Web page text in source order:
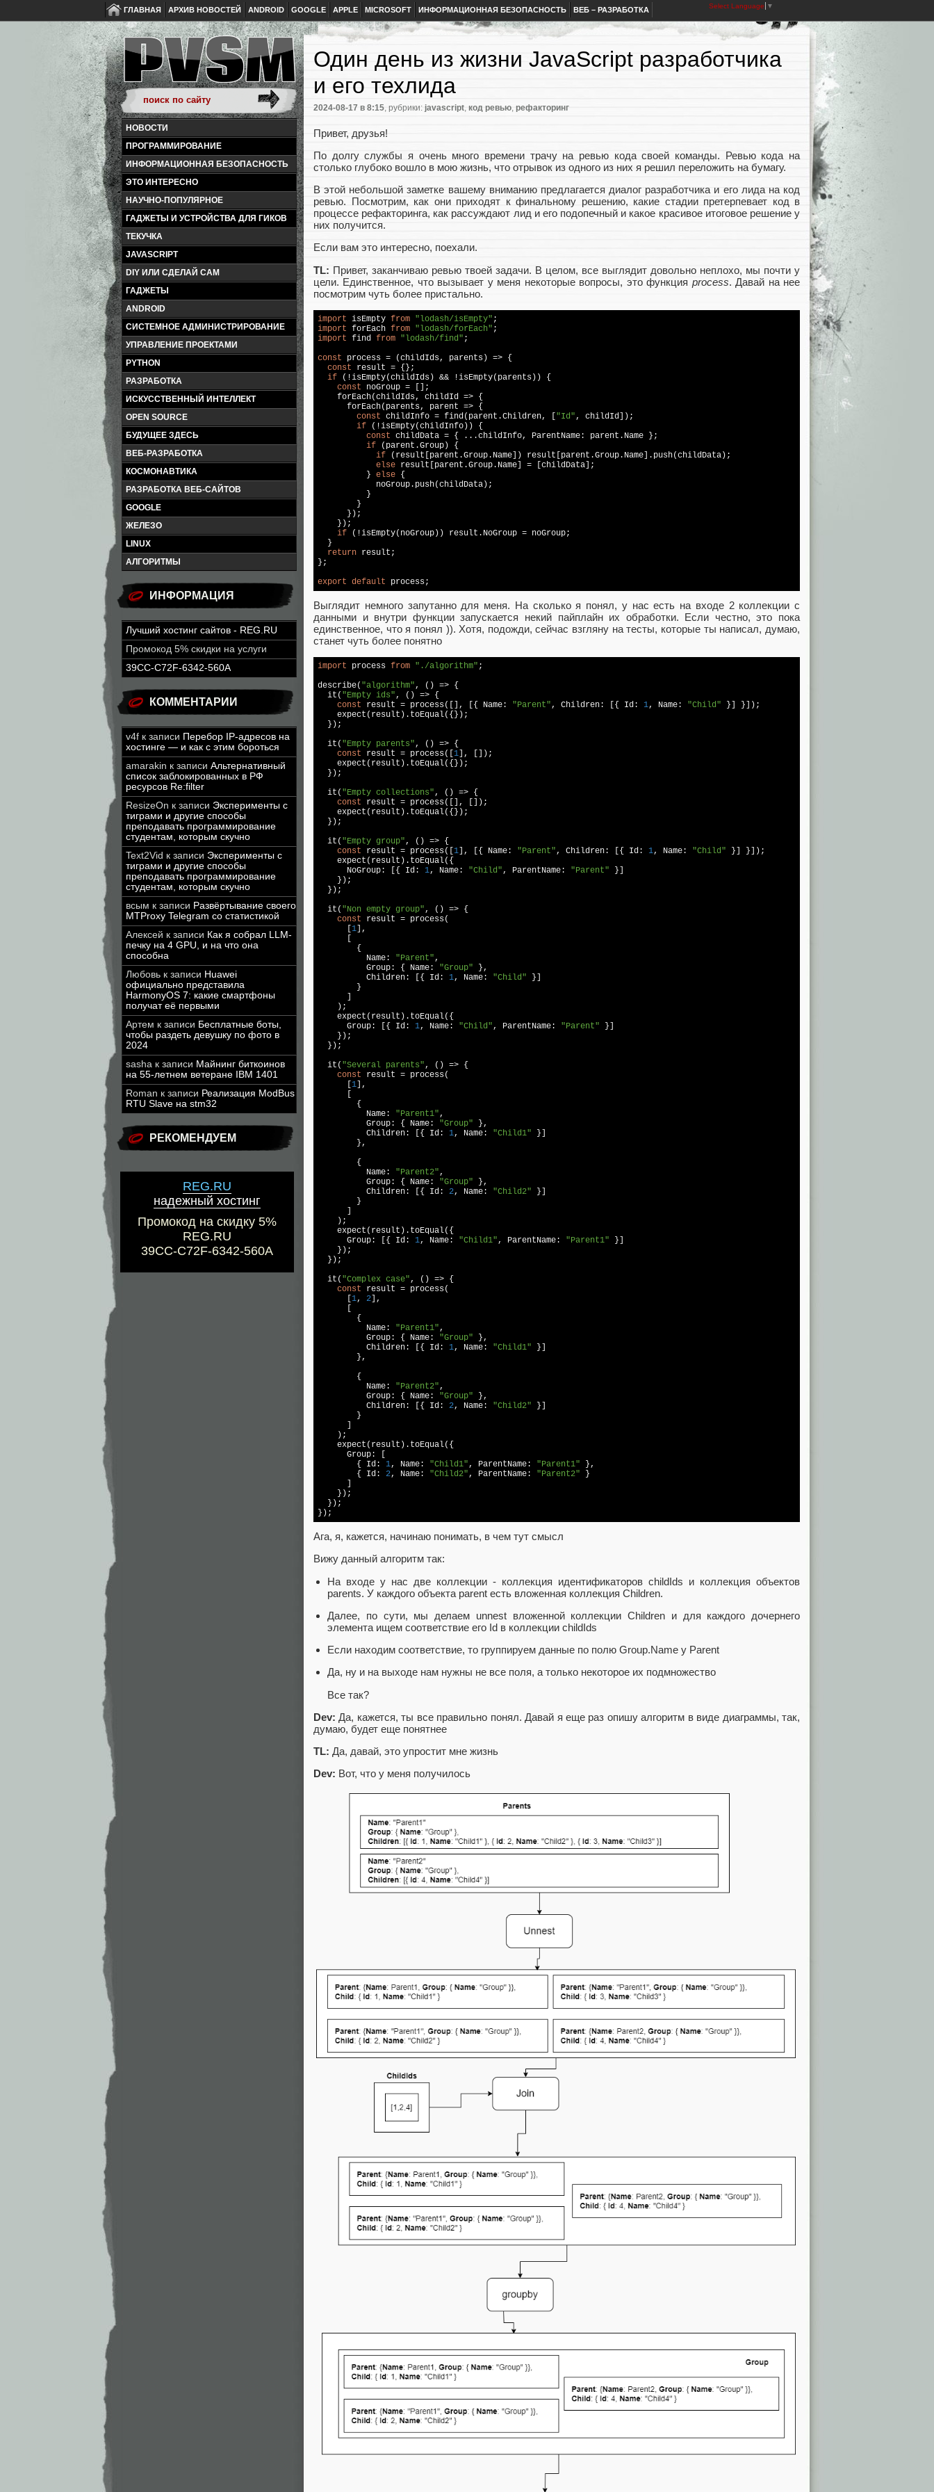
ГЛАВНАЯ АРХИВ НОВОСТЕЙ ANDROID GOOGLE APPLE MICROSOFT ИНФОРМАЦИОННАЯ БЕЗОПАСНОСТЬ ВЕБ – РАЗРАБОТКА Select Language ▼
НОВОСТИ
ПРОГРАММИРОВАНИЕ
ИНФОРМАЦИОННАЯ БЕЗОПАСНОСТЬ
ЭТО ИНТЕРЕСНО
НАУЧНО-ПОПУЛЯРНОЕ
ГАДЖЕТЫ И УСТРОЙСТВА ДЛЯ ГИКОВ
ТЕКУЧКА
JAVASCRIPT
DIY ИЛИ СДЕЛАЙ САМ
ГАДЖЕТЫ
ANDROID
СИСТЕМНОЕ АДМИНИСТРИРОВАНИЕ
УПРАВЛЕНИЕ ПРОЕКТАМИ
PYTHON
РАЗРАБОТКА
ИСКУССТВЕННЫЙ ИНТЕЛЛЕКТ
OPEN SOURCE
БУДУЩЕЕ ЗДЕСЬ
ВЕБ-РАЗРАБОТКА
КОСМОНАВТИКА
РАЗРАБОТКА ВЕБ-САЙТОВ
GOOGLE
ЖЕЛЕЗО
LINUX
АЛГОРИТМЫ
ИНФОРМАЦИЯ
Лучший хостинг сайтов - REG.RU
Промокод 5% скидки на услуги
39CC-C72F-6342-560A
КОММЕНТАРИИ
v4f к записи Перебор IP-адресов на
хостинге — и как с этим бороться
amarakin к записи Альтернативный
список заблокированных в РФ
ресурсов Re:filter
ResizeOn к записи Эксперименты с
тиграми и другие способы
преподавать программирование
студентам, которым скучно
Text2Vid к записи Эксперименты с
тиграми и другие способы
преподавать программирование
студентам, которым скучно
всым к записи Развёртывание своего
MTProxy Telegram со статистикой
Алексей к записи Как я собрал LLM-
печку на 4 GPU, и на что она
способна
Любовь к записи Huawei
официально представила
HarmonyOS 7: какие смартфоны
получат её первыми
Артем к записи Бесплатные боты,
чтобы раздеть девушку по фото в
2024
sasha к записи Майнинг биткоинов
на 55-летнем ветеране IBM 1401
Roman к записи Реализация ModBus
RTU Slave на stm32
РЕКОМЕНДУЕМ
REG.RU
надежный хостинг
Промокод на скидку 5%
REG.RU
39CC-C72F-6342-560A
Один день из жизни JavaScript разработчика
и его техлида
2024-08-17 в 8:15, рубрики: javascript, код ревью, рефакторинг
Привет, друзья!
По долгу службы я очень много времени трачу на ревью кода своей команды. Ревью кода на
столько глубоко вошло в мою жизнь, что отрывок из одного из них я решил переложить на бумагу.
В этой небольшой заметке вашему вниманию предлагается диалог разработчика и его лида на код
ревью. Посмотрим, как они приходят к финальному решению, какие стадии претерпевает код в
процессе рефакторинга, как рассуждают лид и его подопечный и какое красивое итоговое решение у
них получится.
Если вам это интересно, поехали.
TL: Привет, заканчиваю ревью твоей задачи. В целом, все выглядит довольно неплохо, мы почти у
цели. Единственное, что вызывает у меня некоторые вопросы, это функция process. Давай на нее
посмотрим чуть более пристально.
import isEmpty from "lodash/isEmpty"
import forEach from "lodash/forEach"
import find from "lodash/find" ;
const process = (childIds, parents) => {
const result = {};
if (!isEmpty(childIds) && !isEmpty(parents)) {
const noGroup = [];
    forEach(childIds, childId => {
      forEach(parents, parent => {
const childInfo = find(parent.Children, [ "Id", childId]);
if (!isEmpty(childInfo)) {
const childData = { ...childInfo, ParentName: parent.Name };
if (parent.Group) {
if (result[parent.Group.Name]) result[parent.Group.Name].push(childData);
else result[parent.Group.Name] = [childData];
          }
else {
            noGroup.push(childData);
          }
        }
      });
    });
if (!isEmpty(noGroup)) result.NoGroup = noGroup;
  }
return result;
};
export default process;
Выглядит немного запутанно для меня. На сколько я понял, у нас есть на входе 2 коллекции с
данными и внутри функции запускается некий пайплайн их обработки. Если честно, это пока
единственное, что я понял )). Хотя, подожди, сейчас взгляну на тесты, которые ты написал, думаю,
станет чуть более понятно
import process from "./algorithm" ;
describe( "algorithm", () => {
  it(
"Empty ids", () => {
const result = process([], [{ Name: "Parent", Children: [{ Id: 1, Name: "Child" }] }]);
    expect(result).toEqual({});
  });
  it(
"Empty parents", () => {
const result = process([ 1 ], []);
    expect(result).toEqual({});
  });
  it(
"Empty collections", () => {
const result = process([], []);
    expect(result).toEqual({});
  });
  it(
"Empty group", () => {
const result = process([ 1 ], [{ Name: "Parent", Children: [{ Id: 1, Name: "Child" }] }]);
    expect(result).toEqual({
      NoGroup: [{ Id:
1, Name: "Child", ParentName: "Parent" }]
    });
  });
  it(
"Non empty group", () => {
const result = process(
1 ],
        {
          Name:
"Parent",
          Group: { Name:
"Group" },
          Children: [{ Id:
1, Name: "Child" }]
        }
    );
    expect(result).toEqual({
      Group: [{ Id:
1, Name: "Child", ParentName: "Parent" }]
    });
  });
  it(
"Several parents", () => {
const result = process(
1 ],
        {
          Name:
"Parent1",
          Group: { Name:
"Group" },
          Children: [{ Id:
1, Name: "Child1" }]
        },
        {
          Name:
"Parent2",
          Group: { Name:
"Group" },
          Children: [{ Id:
2, Name: "Child2" }]
        }
    );
    expect(result).toEqual({
      Group: [{ Id:
1, Name: "Child1", ParentName: "Parent1" }]
    });
  });
  it(
"Complex case", () => {
const result = process(
1, 2 ],
        {
          Name:
"Parent1",
          Group: { Name:
"Group" },
          Children: [{ Id:
1, Name: "Child1" }]
        },
        {
          Name:
"Parent2",
          Group: { Name:
"Group" },
          Children: [{ Id:
2, Name: "Child2" }]
        }
    );
    expect(result).toEqual({
      Group: [
        { Id:
1, Name: "Child1", ParentName: "Parent1" },
        { Id:
2, Name: "Child2", ParentName: "Parent2" }
    });
  });
});
Ага, я, кажется, начинаю понимать, в чем тут смысл
Вижу данный алгоритм так:
На входе у нас две коллекции - коллекция идентификаторов childIds и коллекция объектов
parents. У каждого объекта parent есть вложенная коллекция Children.
Далее, по сути, мы делаем unnest вложенной коллекции Children и для каждого дочернего
элемента ищем соответствие его Id в коллекции childIds
Если находим соответствие, то группируем данные по полю Group.Name у Parent
Да, ну и на выходе нам нужны не все поля, а только некоторое их подмножество
Все так?
Dev: Да, кажется, ты все правильно понял. Давай я еще раз опишу алгоритм в виде диаграммы, так,
думаю, будет еще понятнее
TL: Да, давай, это упростит мне жизнь
Dev: Вот, что у меня получилось